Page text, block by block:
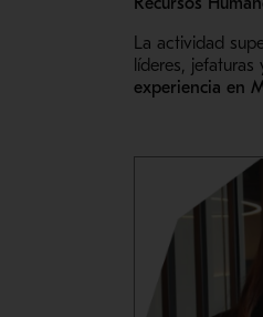
La actividad
líderes,
experiencia en